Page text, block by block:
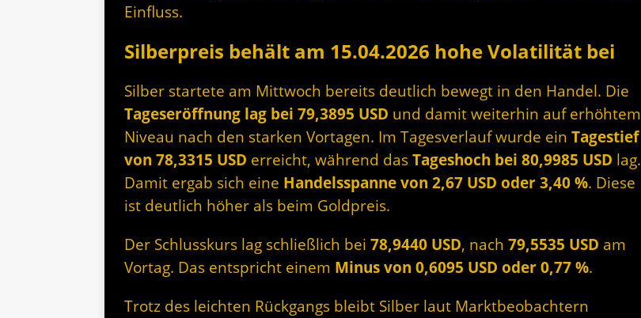
Einfluss.
Silberpreis behält am 15.04.2026 hohe Volatilität bei
Silber startete am Mittwoch bereits deutlich bewegt in den Handel. Die
Tageseröffnung lag bei 79,3895 USD und damit weiterhin auf erhöhtem
Niveau nach den starken Vortagen. Im Tagesverlauf wurde ein Tagestief
von 78,3315 USD erreicht, während das Tageshoch bei 80,9985 USD lag.
Damit ergab sich eine Handelsspanne von 2,67 USD oder 3,40 %. Diese
ist deutlich höher als beim Goldpreis.
Der Schlusskurs lag schließlich bei 78,9440 USD, nach 79,5535 USD am
Vortag. Das entspricht einem Minus von 0,6095 USD oder 0,77 %.
Trotz des leichten Rückgangs bleibt Silber laut Marktbeobachtern